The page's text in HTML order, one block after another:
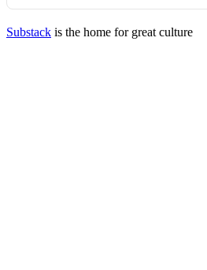
Substack is the home for great culture